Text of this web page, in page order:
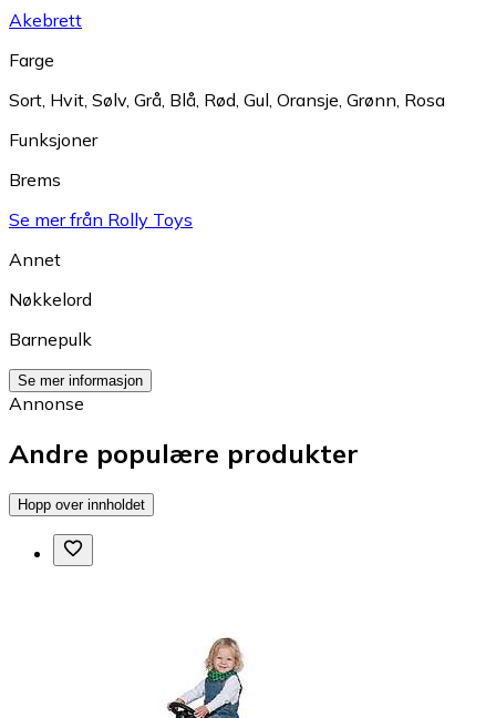
Akebrett
Farge
Sort, Hvit, Sølv, Grå, Blå, Rød, Gul, Oransje, Grønn, Rosa
Funksjoner
Brems
Se mer från Rolly Toys
Annet
Nøkkelord
Barnepulk
Se mer informasjon
Annonse
Andre populære produkter
Hopp over innholdet